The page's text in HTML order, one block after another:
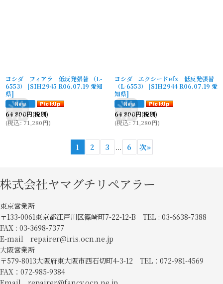
ヨシダ フィアラ 低反発張替 （L-
6553）
[SIH2945 R06.07.19 愛知
県]
64,800円(税別)
(税込:71,280円)
ヨシダ エクシードefx 低反発張替
（L-6553）
[SIH2944 R06.07.19 愛
知県]
64,800円(税別)
(税込:71,280円)
1 2 3 ... 6 次»
株式会社ヤマグチリペアラー
東京営業所
〒133-0061東京都江戸川区篠崎町7-22-12-B TEL : 03-6638-7388
FAX : 03-3698-7377
E-mail repairer@iris.ocn.ne.jp
大阪営業所
〒579-8013大阪府東大阪市西石切町4-3-12 TEL：072-981-4569
FAX：072-985-9384